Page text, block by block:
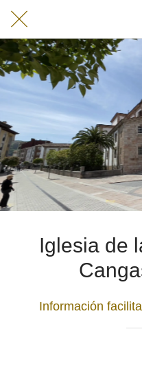
Iglesia de
Información